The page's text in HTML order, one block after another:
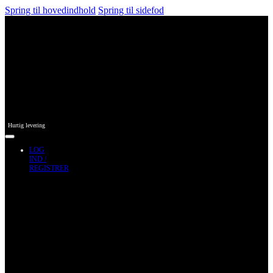
Spring til hovedindhold Spring til sidefod
Hurtig levering
LOG
IND /
REGISTRER